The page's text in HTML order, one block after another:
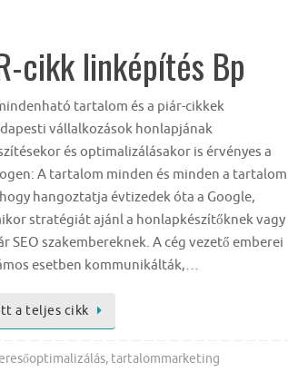
cikk linképítés Bp
tartalom és a piár-cikkek
vállalkozások honlapjának
és optimalizálásakor is érvényes a
A tartalom minden és minden a tartalom
hangoztatja évtizedek óta a Google,
stratégiát ajánl a honlapkészítőknek vagy
SEO szakembereknek. A cég vezető emberei
esetben kommunikálták,…
a teljes cikk
, tartalommarketing